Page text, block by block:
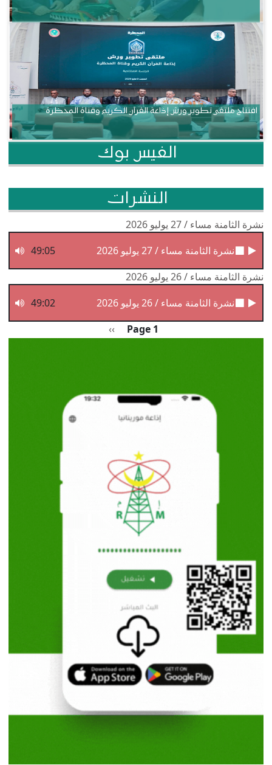
افتتاح ملتقى تطوير ورش إذاعة القرآن الكريم وقناة المحظرة
الفيس بوك
النشرات
نشرة الثامنة مساء / 27 يوليو 2026
نشرة الثامنة مساء / 27 يوليو 2026
49:05
نشرة الثامنة مساء / 26 يوليو 2026
نشرة الثامنة مساء / 26 يوليو 2026
49:02
Page 1 الصفحة التالية
››